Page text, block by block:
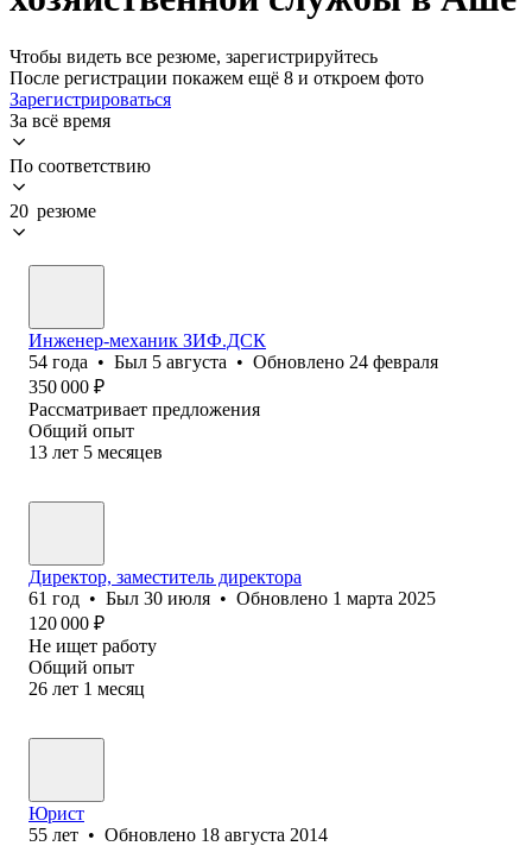
Чтобы видеть все резюме, зарегистрируйтесь
После регистрации покажем ещё 8 и откроем фото
Зарегистрироваться
За всё время
По соответствию
20 резюме
Инженер-механик ЗИФ.ДСК
54 года • Был 5 августа • Обновлено 24 февраля
350 000 ₽
Рассматривает предложения
Общий опыт
13 лет 5 месяцев
Директор, заместитель директора
61 год • Был 30 июля • Обновлено 1 марта 2025
120 000 ₽
Не ищет работу
Общий опыт
26 лет 1 месяц
Юрист
55 лет • Обновлено 18 августа 2014